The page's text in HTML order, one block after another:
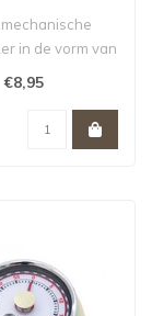
in de vorm van
€8,95